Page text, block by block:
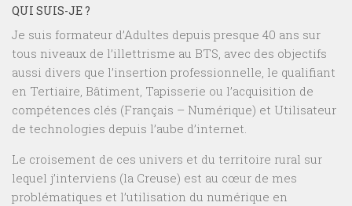
QUI SUIS-JE ?
Je suis formateur d’Adultes depuis presque 40 ans sur
tous niveaux de l’illettrisme au BTS, avec des objectifs
aussi divers que l’insertion professionnelle, le qualifiant
en Tertiaire, Bâtiment, Tapisserie ou l’acquisition de
compétences clés (Français – Numérique) et Utilisateur
de technologies depuis l’aube d’internet.
Le croisement de ces univers et du territoire rural sur
lequel j’interviens (la Creuse) est au cœur de mes
problématiques et l’utilisation du numérique en